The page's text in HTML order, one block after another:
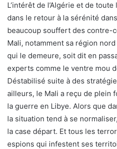
L’intérêt de l’Algérie et de
dans le retour à la sérénité
beaucoup souffert des contre-
Mali, notamment sa région
qui le demeure, soit dit en
experts comme le ventre mou
Déstabilisé suite à des
ailleurs, le Mali a reçu de plein
la guerre en Libye. Alors que
la situation tend à se
la case départ. Et tous les
espions qui infestent ses